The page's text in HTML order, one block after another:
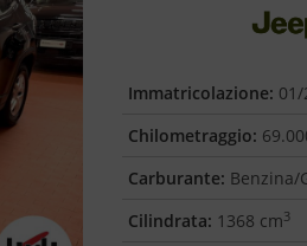
Immatricolazione: 01/
Chilometraggio:
Carburante: Benzina/
Cilindrata: 1368 cm3